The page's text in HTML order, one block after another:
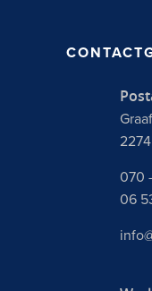
070
06